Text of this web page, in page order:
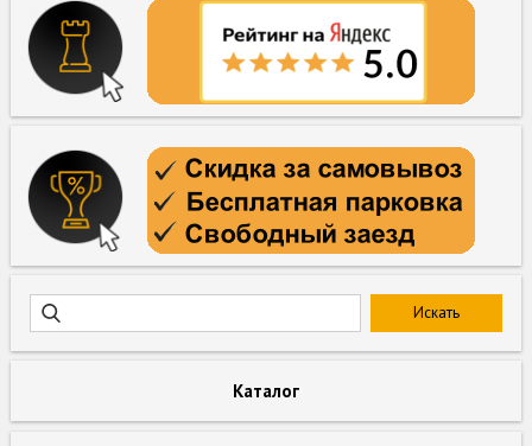
Каталог